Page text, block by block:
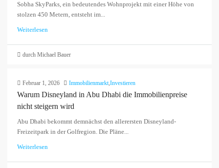
Sobha SkyParks, ein bedeutendes Wohnprojekt mit einer Höhe von
stolzen 450 Metern, entsteht im...
Weiterlesen
durch Michael Bauer
Februar 1, 2026 Immobilienmarkt,Investieren
Warum Disneyland in Abu Dhabi die Immobilienpreise
nicht steigern wird
Abu Dhabi bekommt demnächst den allerersten Disneyland-
Freizeitpark in der Golfregion. Die Pläne...
Weiterlesen